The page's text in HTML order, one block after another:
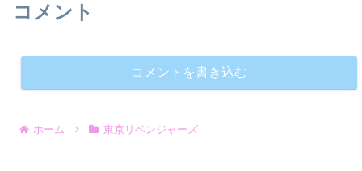
コメント
コメントを書き込む
ホーム 東京リベンジャーズ